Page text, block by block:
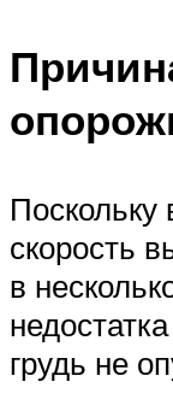
Поскольку
скорость
в
грудь не